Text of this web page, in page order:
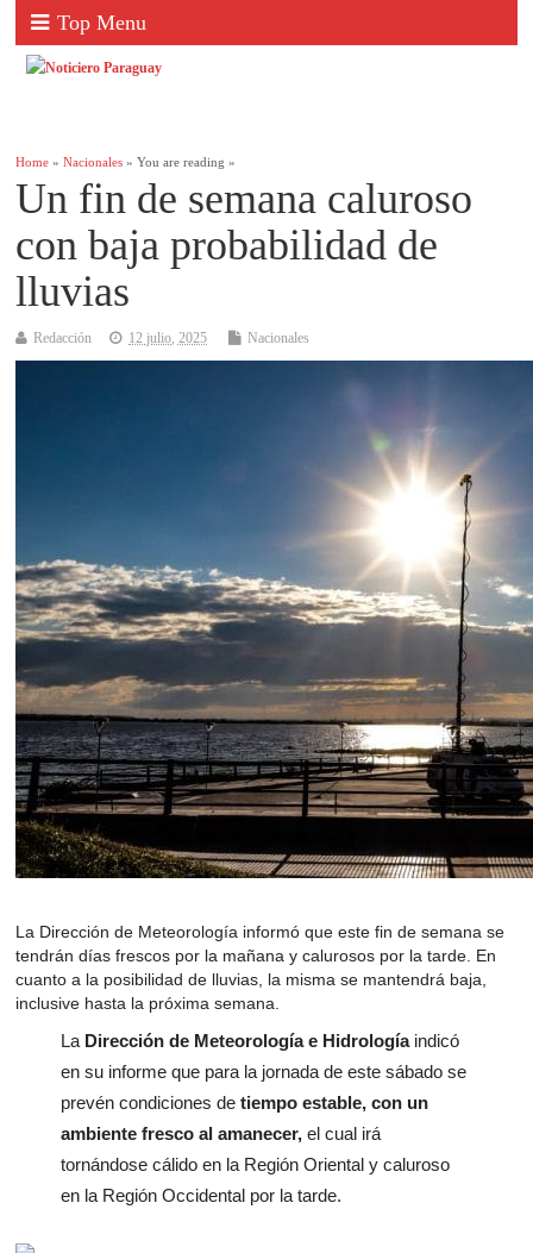
Top Menu
Home »Nacionales » You are reading »
Un fin de semana caluroso
con baja probabilidad de
lluvias
Redacción 12 julio, 2025 Nacionales
La Dirección de Meteorología informó que este fin de semana se
tendrán días frescos por la mañana y calurosos por la tarde. En
cuanto a la posibilidad de lluvias, la misma se mantendrá baja,
inclusive hasta la próxima semana.
La Dirección de Meteorología e Hidrología indicó
en su informe que para la jornada de este sábado se
prevén condiciones de tiempo estable, con un
ambiente fresco al amanecer, el cual irá
tornándose cálido en la Región Oriental y caluroso
en la Región Occidental por la tarde.